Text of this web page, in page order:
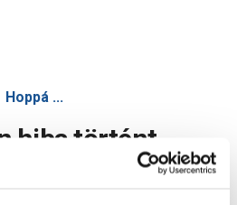
Hoppá ...
hiba történt